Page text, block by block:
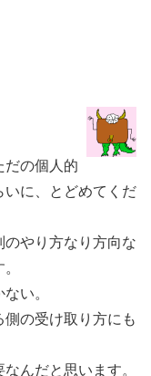
だの個人的
いに、とどめてくだ
のやり方なり方向な
い。
の受け取り方にも
んだと思います。